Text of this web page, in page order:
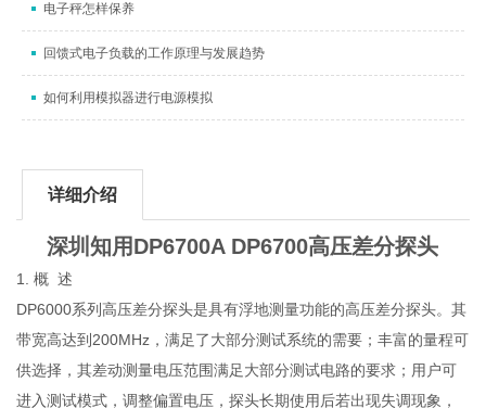
电子秤怎样保养
回馈式电子负载的工作原理与发展趋势
如何利用模拟器进行电源模拟
详细介绍
深圳知用DP6700A DP6700高压差分探头
1. 概 述
DP6000系列高压差分探头是具有浮地测量功能的高压差分探头。其
带宽高达到200MHz，满足了大部分测试系统的需要；丰富的量程可
供选择，其差动测量电压范围满足大部分测试电路的要求；用户可
进入测试模式，调整偏置电压，探头长期使用后若出现失调现象，